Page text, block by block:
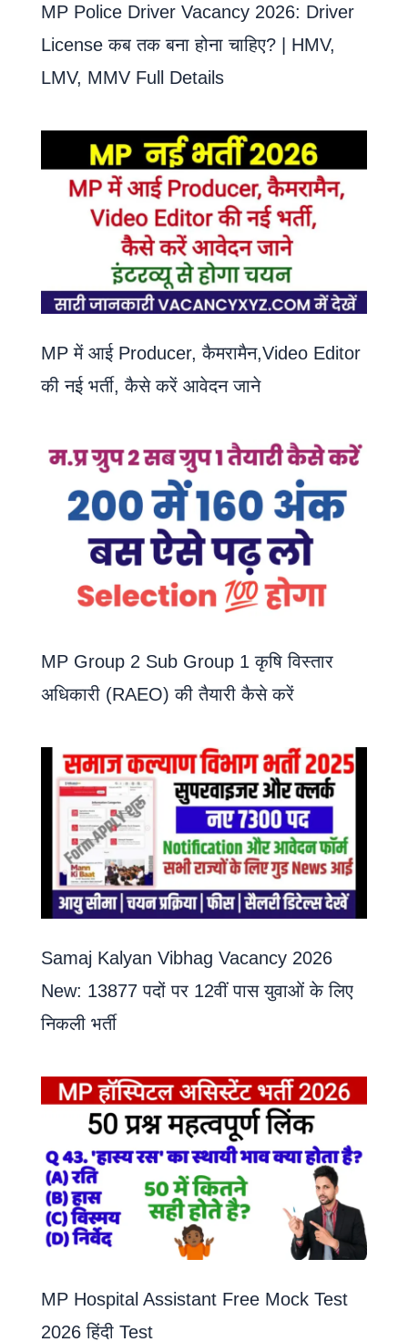
MP Police Driver Vacancy 2026: Driver
License कब तक बना होना चाहिए? | HMV,
LMV, MMV Full Details
MP में आई Producer, कैमरामैन,Video Editor
की नई भर्ती, कैसे करें आवेदन जाने
MP Group 2 Sub Group 1 कृषि विस्तार
अधिकारी (RAEO) की तैयारी कैसे करें
Samaj Kalyan Vibhag Vacancy 2026
New: 13877 पदों पर 12वीं पास युवाओं के लिए
निकली भर्ती
MP Hospital Assistant Free Mock Test
2026 हिंदी Test